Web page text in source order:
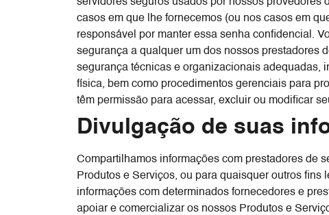
casos em que lhe fornecemos (ou nos casos em
responsável por manter essa senha confidencial.
segurança a qualquer um dos nossos prestadores
segurança técnicas e organizacionais adequadas,
física, bem como procedimentos gerenciais para
têm permissão para acessar, excluir ou modificar
Divulgação de suas
Compartilhamos informações com prestadores de
Produtos e Serviços, ou para quaisquer outros
informações com determinados fornecedores e
apoiar e comercializar os nossos Produtos e